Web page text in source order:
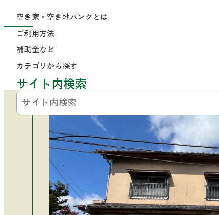
空き家・空き地バンクとは
ご利用方法
補助金など
カテゴリから探す
サイト内検索
トップページ
No.331
公開日：2026年5月7日